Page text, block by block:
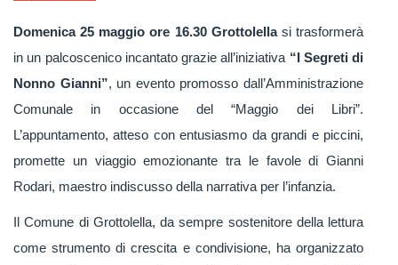
Domenica 25 maggio ore 16.30 Grottolella si trasformerà
in un palcoscenico incantato grazie all’iniziativa “I Segreti di
Nonno Gianni”, un evento promosso dall’Amministrazione
Comunale in occasione del “Maggio dei Libri”.
L’appuntamento, atteso con entusiasmo da grandi e piccini,
promette un viaggio emozionante tra le favole di Gianni
Rodari, maestro indiscusso della narrativa per l’infanzia.
Il Comune di Grottolella, da sempre sostenitore della lettura
come strumento di crescita e condivisione, ha organizzato